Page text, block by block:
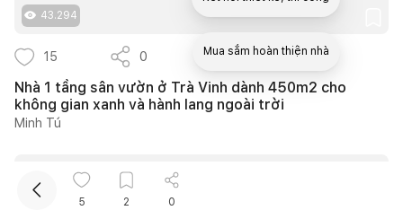
43.294
15 0 11
Nhà 1 tầng sân vườn ở Trà Vinh dành 450m2 cho
không gian xanh và hành lang ngoài trời
Minh Tú
5 2 0
Mua sắm hoàn thiện nhà